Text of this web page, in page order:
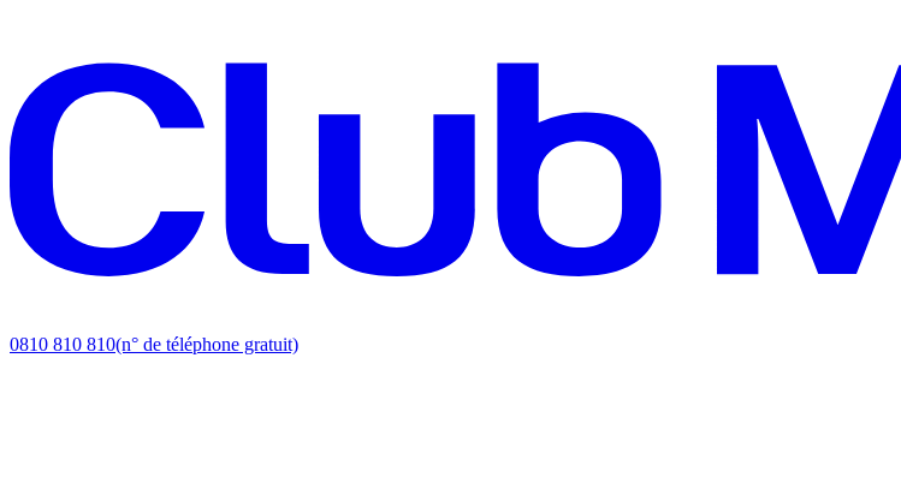
0810 810 810(n° de téléphone gratuit)